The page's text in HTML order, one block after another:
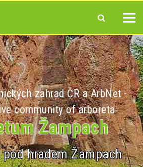
zahrad ČR a ArbNet -
community of arboreta
Žampach
hradem Žampach